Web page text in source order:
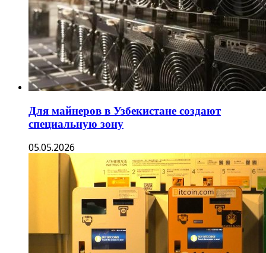
Для майнеров в Узбекистане создают
специальную зону
05.05.2026